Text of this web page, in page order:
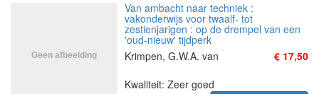
Van ambacht naar techniek :
vakonderwijs voor twaalf- tot
zestienjarigen : op de drempel van een
'oud-nieuw' tijdperk
Krimpen, G.W.A. van
€ 17,50
Kwaliteit: Zeer goed